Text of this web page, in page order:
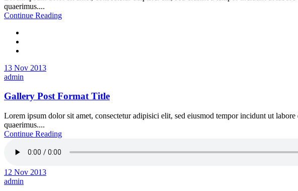
quaerimus....
Continue Reading
13 Nov 2013
admin
Gallery Post Format Title
Lorem ipsum dolor sit amet, consectetur adipisici elit, sed eiusmod tempor incidunt ut
quaerimus....
Continue Reading
12 Nov 2013
admin